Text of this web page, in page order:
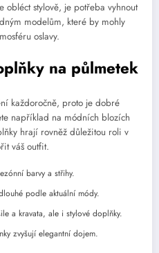
obléct stylově, je potřeba vyhnout
modelům, které by mohly
oslavy.
na půlmetek
každoročně, proto je dobré
například na módních blozích
hrají rovněž důležitou roli v
váš outfit.
barvy a střihy.
podle aktuální módy.
a kravata, ale i stylové doplňky.
zvyšují elegantní dojem.